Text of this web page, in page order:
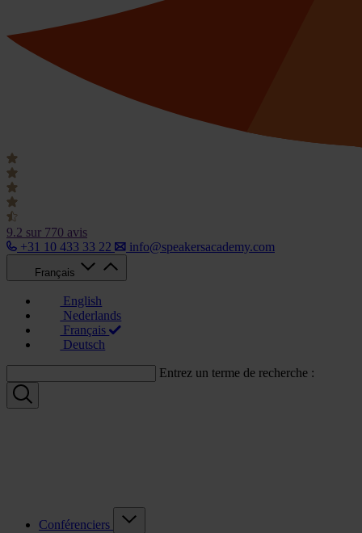
9.2 sur 770 avis
+31 10 433 33 22
info@speakersacademy.com
Français
English
Nederlands
Français
Deutsch
Entrez un terme de recherche :
Conférenciers